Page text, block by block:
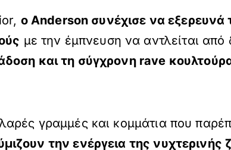
ο Anderson συνέχισε να εξερευνά
με την έμπνευση να αντλείται από
και τη σύγχρονη rave
γραμμές και κομμάτια που
την ενέργεια της νυχτερινής